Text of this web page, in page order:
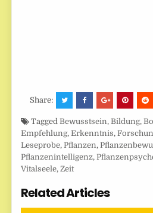
Share:
TaggedBewusstsein,Bildung,
Empfehlung,Erkenntnis,
Leseprobe,Pflanzen,
Pflanzenintelligenz,
Vitalseele,Zeit
Related Articles